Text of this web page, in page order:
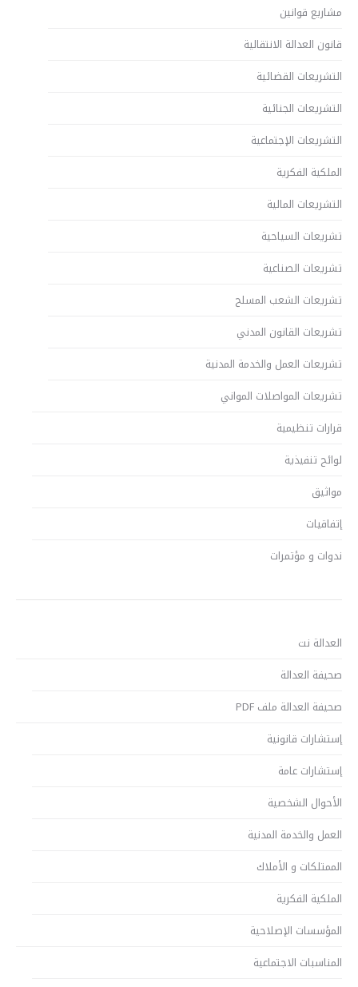
مشاريع قوانين
قانون العدالة الانتقالية
التشريعات القضائية
التشريعات الجنائية
التشريعات الإجتماعية
الملكية الفكرية
التشريعات المالية
تشريعات السياحية
تشريعات الصناعية
تشريعات الشعب المسلح
تشريعات القانون المدني
تشريعات العمل والخدمة المدنية
تشريعات المواصلات المواني
قرارات تنظيمية
لوائح تنفيذية
مواثيق
إتفاقيات
ندوات و مؤتمرات
العدالة نت
صحيفة العدالة
صحيفة العدالة ملف PDF
إستشارات قانونية
إستشارات عامة
الأحوال الشخصية
العمل والخدمة المدنية
الممتلكات و الأملاك
الملكية الفكرية
المؤسسات الإصلاحية
المناسبات الاجتماعية